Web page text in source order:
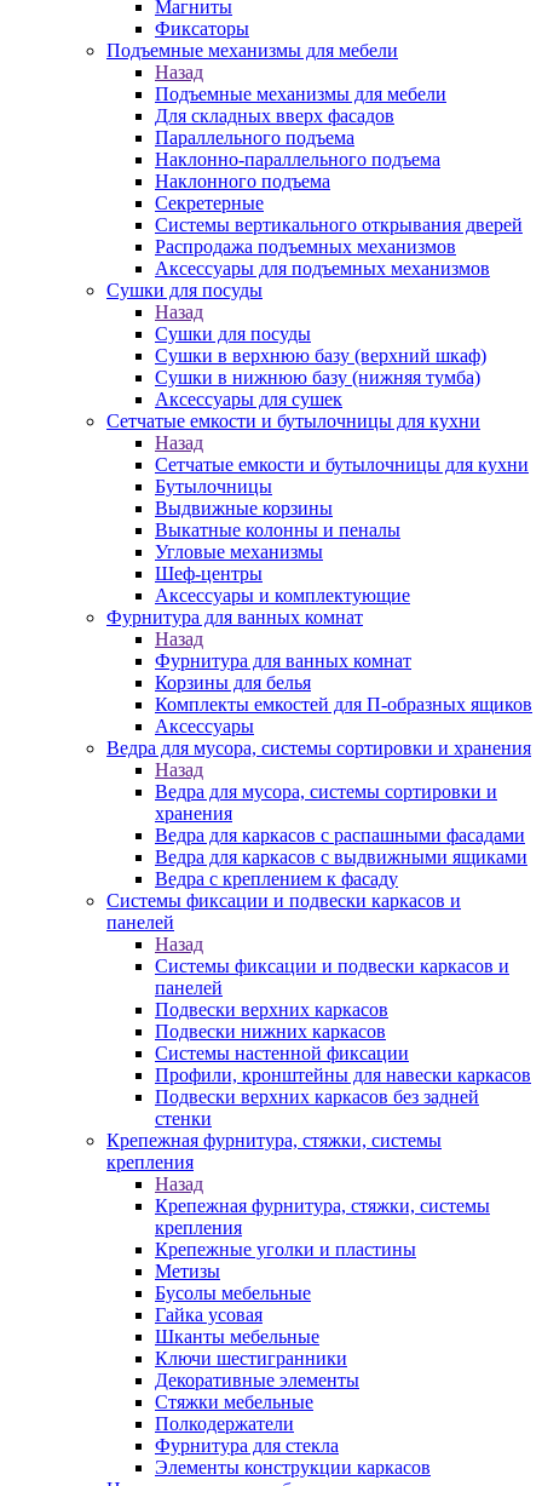
Магниты
Фиксаторы
Подъемные механизмы для мебели
Назад
Подъемные механизмы для мебели
Для складных вверх фасадов
Параллельного подъема
Наклонно-параллельного подъема
Наклонного подъема
Секретерные
Системы вертикального открывания дверей
Распродажа подъемных механизмов
Аксессуары для подъемных механизмов
Сушки для посуды
Назад
Сушки для посуды
Сушки в верхнюю базу (верхний шкаф)
Сушки в нижнюю базу (нижняя тумба)
Аксессуары для сушек
Сетчатые емкости и бутылочницы для кухни
Назад
Сетчатые емкости и бутылочницы для кухни
Бутылочницы
Выдвижные корзины
Выкатные колонны и пеналы
Угловые механизмы
Шеф-центры
Аксессуары и комплектующие
Фурнитура для ванных комнат
Назад
Фурнитура для ванных комнат
Корзины для белья
Комплекты емкостей для П-образных ящиков
Аксессуары
Ведра для мусора, системы сортировки и хранения
Назад
Ведра для мусора, системы сортировки и
хранения
Ведра для каркасов с распашными фасадами
Ведра для каркасов с выдвижными ящиками
Ведра с креплением к фасаду
Системы фиксации и подвески каркасов и
панелей
Назад
Системы фиксации и подвески каркасов и
панелей
Подвески верхних каркасов
Подвески нижних каркасов
Системы настенной фиксации
Профили, кронштейны для навески каркасов
Подвески верхних каркасов без задней
стенки
Крепежная фурнитура, стяжки, системы
крепления
Назад
Крепежная фурнитура, стяжки, системы
крепления
Крепежные уголки и пластины
Метизы
Бусолы мебельные
Гайка усовая
Шканты мебельные
Ключи шестигранники
Декоративные элементы
Стяжки мебельные
Полкодержатели
Фурнитура для стекла
Элементы конструкции каркасов